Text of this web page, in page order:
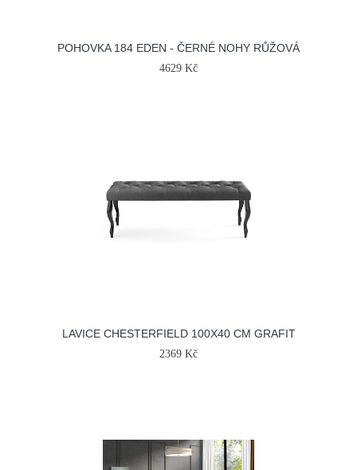
POHOVKA 184 EDEN - ČERNÉ NOHY RŮŽOVÁ
4629 Kč
LAVICE CHESTERFIELD 100X40 CM GRAFIT
2369 Kč